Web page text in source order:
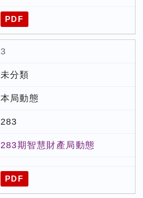
PDF
3
未分類
本局動態
283
283期智慧財產局動態
PDF